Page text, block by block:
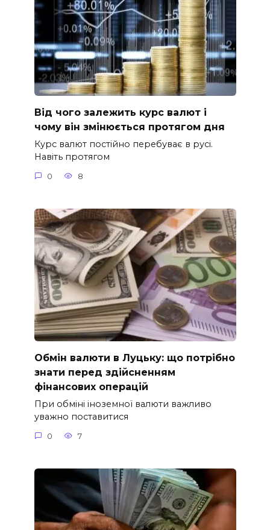
Від чого залежить курс валют і
чому він змінюється протягом дня
Курс валют постійно перебуває в русі.
Навіть протягом
0 8
Обмін валюти в Луцьку: що потрібно
знати перед здійсненням
фінансових операцій
При обміні іноземної валюти важливо
уважно поставитися
0 7